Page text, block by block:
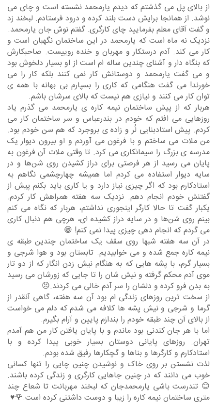
از بالای پل می گذشتم که دیدم یارمحمد نشسته است و چای می
نوشد. از همانجا برایش دست بلند کرده و درود فرستادم. لبخند زد
و گفت آقای معلم بفرمایید چای کارگری. گفتم نوش جان یارمحمد.
نزدیک نه ماه است که یارمحمد در این ساختمان نگهبان است و
کار می کند. آدم درستکار و مهربان و خنده روییست. صاحبکارش
که بنگاه دار و آشنای چندین ساله ام است از او بسیار دلخوش بود
و می گفت یارمحمد و دوستانش کار نمی کنند بلکه کار را می
خورند! می گفت هنگامی که کاری را بسپارم بی بهانه با همه ی
توان کار می کنند و نیازی هم نیست که بالای سرشان باشم.
هربار که از پیش ساختمان نیمه کاره ی یارمحمد می گذرم یاد
روزهایی می افتم که خودم در بندرعباس و سر ساختمان کار می
کردم. پیش استادبنایی لُر و زاده ی بروجرد که هم سن خودم بود.
من ملات می ساختم و با فرغون می آوردم و او بیرون دیوار یک
مدرسه ی بزرگ را سیمانکاری می کرد. تا وقتی ملات آن فرغون به
پایان می رسید از هر فرصتی برای دراز کشیدن روی شن‌ها و در
سایه دیوار استفاده می کردم اما همیشه چهارچشمی نگاهم به
استادکارم بود که اگر چیزی نیاز دارد و یا کاری باید بکنم پیش از
گفتنش خودم انجام دهم. نزدیک سه هفته همراهش کار کردم.
یکبار گفت تا حالا کارگر اینجوری نداشتم، هربار که نگاه می کنم
بینم روی شن‌ها و در سایه دراز کشیده ای، هرچی هم دنبال کاری
می گردم که انجام دهی چیزی پیدا نمی کنم! 😁
در آن سه هفته شبها روی سقف یک ساختمان چندین طبقه ی
نیمه کاره جمع شده و می خوابیدیم. تابستان بود و هوا شرجی و
بسیار گرم، با پشه هایی که به هنگام نیش زدن انگار که از دو تار
موی آدم محکم گرفته و نیش شان را تا جایی که زورشان می رسید
به بدن فرو کرده و دلشان را سر آدم خالی می کردند.😣
از سخت ترین روزهای زندگی ام بود آن سه هفته، گاهی آنقدر از
گرما و شرجی و نیش پشه ها کلافه می شدم که دلم می خواست
از بالای آن چند طبقه خودم را بندازم پایین و آرام بگیرم.
اما با هر جان کندنی بود ماندم و با پایان یافتن کار من هم آمدم
تهران. روزهای پایانی دوستان بسیار خوبی پیدا کرده و با
استادکارم و کارگرها و بناها و گچکارها رفیق شده بودم.
لذت نشستن بر روی خاک و نوشیدن چنین چایی را تنها کسانی
خوب می دانند که در چنین جاهایی کارگری و زندگی کرده باشند.
😊 تندرست باشی یارمحمدجان که لبخند مهربانت تا شعاع چند
متری ساختمان نیمه کاره را زیبا و دوست داشتنی کرده است.🌹♥